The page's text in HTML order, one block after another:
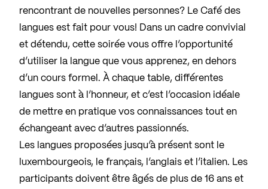
rencontrant de nouvelles personnes? Le Café des
langues est fait pour vous! Dans un cadre convivial
et détendu, cette soirée vous offre l’opportunité
d’utiliser la langue que vous apprenez, en dehors
d’un cours formel. À chaque table, différentes
langues sont à l’honneur, et c’est l’occasion idéale
de mettre en pratique vos connaissances tout en
échangeant avec d’autres passionnés.
Les langues proposées jusqu’à présent sont le
luxembourgeois, le français, l’anglais et l’italien. Les
participants doivent être âgés de plus de 16 ans et